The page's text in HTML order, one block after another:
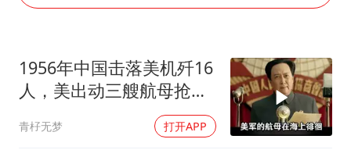
郑丽文：台湾从来没有“独立”过
网传《披荆斩棘2026》名单
人民的健康、体质、幸福一脉相承
1956年中国击落美机歼16
人，美出动三艘航母抢尸
青杍无梦 打开APP